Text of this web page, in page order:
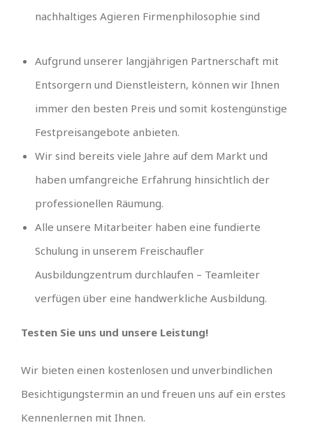
nachhaltiges Agieren Firmenphilosophie sind
Aufgrund unserer langjährigen Partnerschaft mit
Entsorgern und Dienstleistern, können wir Ihnen
immer den besten Preis und somit kostengünstige
Festpreisangebote anbieten.
Wir sind bereits viele Jahre auf dem Markt und
haben umfangreiche Erfahrung hinsichtlich der
professionellen Räumung.
Alle unsere Mitarbeiter haben eine fundierte
Schulung in unserem Freischaufler
Ausbildungzentrum durchlaufen – Teamleiter
verfügen über eine handwerkliche Ausbildung.
Testen Sie uns und unsere Leistung!
Wir bieten einen kostenlosen und unverbindlichen
Besichtigungstermin an und freuen uns auf ein erstes
Kennenlernen mit Ihnen.